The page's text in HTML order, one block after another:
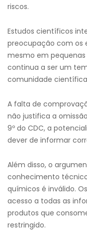
riscos.
Estudos científicos
preocupação com os
mesmo em pequenas
continua a ser um
comunidade
A falta de
não justifica a
9º do CDC, a
dever de informar
Além disso, o
conhecimento
químicos é inválido.
acesso a todas as
produtos que
restringido.